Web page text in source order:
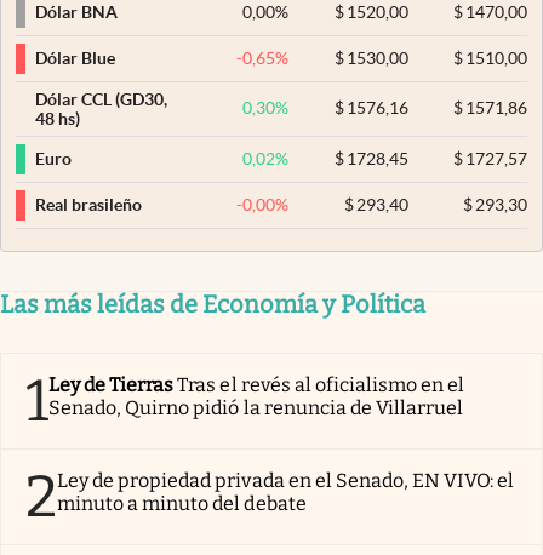
Dólar BNA
0,00% $ 1520,00 $1470,00
Dólar Blue -0,65% $ 1530,00 $1510,00
Dólar CCL (GD30,
48 hs)
0,30% $ 1576,16 $1571,86
Euro 0,02% $ 1728,45 $1727,57
Real brasileño -0,00% $ 293,40 $293,30
Las más leídas de Economía y Política
1Ley de TierrasTras el revés al oficialismo en el
Senado, Quirno pidió la renuncia de Villarruel
2Ley de propiedad privada en el Senado, EN VIVO: el
minuto a minuto del debate